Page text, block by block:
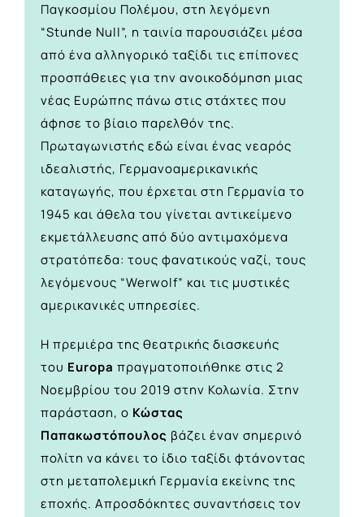
Παγκοσμίου Πολέμου, στη λεγόμενη
“Stunde Null”, η ταινία παρουσιάζει μέσα
από ένα αλληγορικό ταξίδι τις επίπονες
προσπάθειες για την ανοικοδόμηση μιας
νέας Ευρώπης πάνω στις στάχτες που
άφησε το βίαιο παρελθόν της.
Πρωταγωνιστής εδώ είναι ένας νεαρός
ιδεαλιστής, Γερμανοαμερικανικής
καταγωγής, που έρχεται στη Γερμανία το
1945 και άθελα του γίνεται αντικείμενο
εκμετάλλευσης από δύο αντιμαχόμενα
στρατόπεδα: τους φανατικούς ναζί, τους
λεγόμενους “Werwolf” και τις μυστικές
αμερικανικές υπηρεσίες.
Η πρεμιέρα της θεατρικής διασκευής
του Europa πραγματοποιήθηκε στις 2
Νοεμβρίου του 2019 στην Κολωνία. Στην
παράσταση, ο Κώστας
Παπακωστόπουλος βάζει έναν σημερινό
πολίτη να κάνει το ίδιο ταξίδι φτάνοντας
στη μεταπολεμική Γερμανία εκείνης της
εποχής. Απροσδόκητες συναντήσεις τον